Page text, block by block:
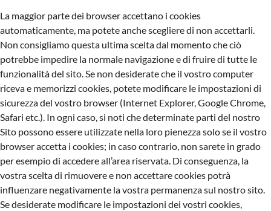
La maggior parte dei browser accettano i cookies
automaticamente, ma potete anche scegliere di non accettarli.
Non consigliamo questa ultima scelta dal momento che ciò
potrebbe impedire la normale navigazione e di fruire di tutte le
funzionalità del sito. Se non desiderate che il vostro computer
riceva e memorizzi cookies, potete modificare le impostazioni di
sicurezza del vostro browser (Internet Explorer, Google Chrome,
Safari etc.). In ogni caso, si noti che determinate parti del nostro
Sito possono essere utilizzate nella loro pienezza solo se il vostro
browser accetta i cookies; in caso contrario, non sarete in grado
per esempio di accedere all’area riservata. Di conseguenza, la
vostra scelta di rimuovere e non accettare cookies potrà
influenzare negativamente la vostra permanenza sul nostro sito.
Se desiderate modificare le impostazioni dei vostri cookies,